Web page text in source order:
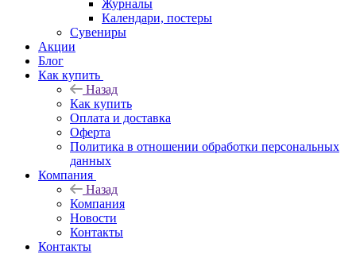
Журналы
Календари, постеры
Сувениры
Акции
Блог
Как купить
Назад
Как купить
Оплата и доставка
Оферта
Политика в отношении обработки персональных
данных
Компания
Назад
Компания
Новости
Контакты
Контакты